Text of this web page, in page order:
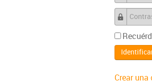
Crear una